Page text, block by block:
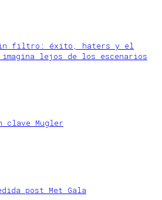
filtro: éxito, haters y el
lejos de los escenarios
clave Mugler
post Met Gala